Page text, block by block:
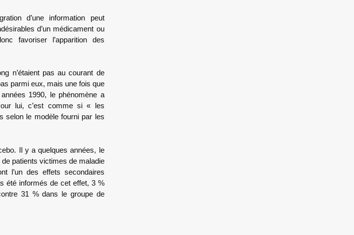
d’une information peut
d’un médicament ou
favoriser l’apparition des
n’étaient pas au courant de
parmi eux, mais une fois que
1990, le phénomène a
lui, c’est comme si « les
selon le modèle fourni par les
Il y a quelques années, le
de patients victimes de maladie
l’un des effets secondaires
été informés de cet effet, 3 %
31 % dans le groupe de